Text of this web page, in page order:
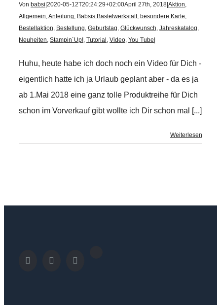
Von babsi 2020-05-12T20:24:29+02:00April 27th, 2018 Aktion,
Allgemein,Anleitung, Babsis Bastelwerkstatt, besondere Karte,
Bestellaktion, Bestellung, Geburtstag, Glückwunsch, Jahreskatalog,
Neuheiten, Stampin´Up!, Tutorial , Video, You Tube
Huhu, heute habe ich doch noch ein Video für Dich -
eigentlich hatte ich ja Urlaub geplant aber - da es ja
ab 1.Mai 2018 eine ganz tolle Produktreihe für Dich
schon im Vorverkauf gibt wollte ich Dir schon mal [...]
Weiterlesen